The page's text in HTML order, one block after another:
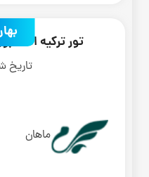
بهار
تور ترکیه استانبول 6 روزه (25
تاریخ
ماهان